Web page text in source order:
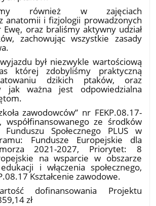
również w zajęciach
anatomii i fizjologii prowadzonych
Ewę, oraz braliśmy aktywny udział
zachowując wszystkie zasady
był niezwykle wartościową
której zdobyliśmy praktyczną
dzikich ptaków, oraz
jak ważna jest odpowiedzialna
zawodowców” nr FEKP.08.17-
współfinansowanego ze środków
Funduszu Społecznego PLUS w
Fundusze Europejskie dla
2021-2027, Priorytet: 8
na wsparcie w obszarze
i włączenia społecznego,
Kształcenie zawodowe.
dofinansowania Projektu
zł